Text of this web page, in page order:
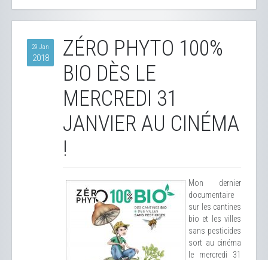
29 Jan
2018
ZÉRO PHYTO 100%
BIO DÈS LE
MERCREDI 31
JANVIER AU CINÉMA
!
Mon dernier
documentaire
sur les cantines
bio et les villes
sans pesticides
sort au cinéma
le mercredi 31